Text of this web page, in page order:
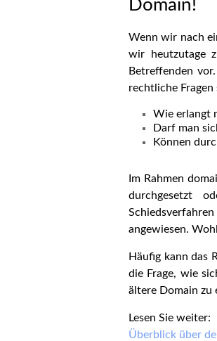
Domain!
Wenn wir nach
wir heutzutage
Betreffenden
rechtliche Fragen
Wie erlangt
Darf man
Können
Im Rahmen
durchgesetzt
angewiesen.
Häufig kann das
die Frage, wie
ältere Domain zu
Lesen Sie weiter:
Überblick über